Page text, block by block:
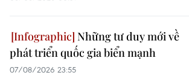
Những tư duy mới về
phát triển quốc gia biển mạnh
07/08/2026 23:55